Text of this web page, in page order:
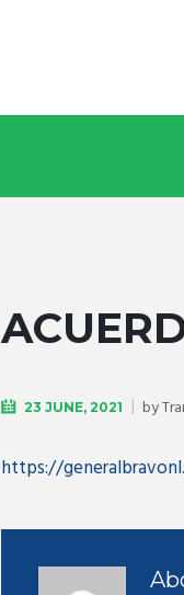
23 JUNE, 2021 by
https://